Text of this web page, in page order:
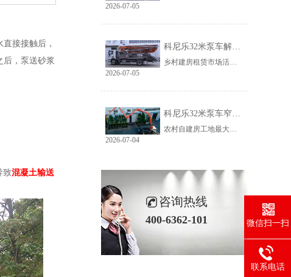
接接触后，
后，泵送砂浆
致混凝土输送
2026-07-05
科尼乐32米泵车解决乡村窄巷通行难题
乡村建房租赁市场活源充足，但普遍存在路况差、场地窄、就位难等问题。传统大臂架泵车车身宽、轴距长、支腿占用空间大，受限于乡村路况，大量乡镇工地无法进场施工，导致很多租赁老板明明有活却接不到，严重限制接单范围与全年收益。科尼乐32米泵车从结构层面专项优化，彻底破解乡村窄巷通行、就位、施工三大痛点。
2026-07-05
科尼乐32米泵车窄巷施工优势解析
农村自建房工地最大的特点就是空间受限，巷道窄、院落小、障碍物多。市面上多数常规泵车车身尺寸大、支腿跨度宽，往往出现能进村、进不了院、进院不能施工的尴尬情况，最后只能人工接管浇筑，施工慢、人工贵、甲方满意度低。想要拿下乡镇窄场活源，设备的窄巷适配能力是关键，科尼乐32米泵车针对性优化狭小场地性能，完美适配农村复杂工况。
2026-07-04
咨询热线
400-6362-101 微信扫一扫
联系电话